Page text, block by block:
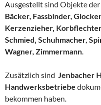
Ausgestellt sind Objekte
Bäcker, Fassbinder,
Kerzenzieher,
Schmied, Schuhmacher,
Wagner, Zimmermann.
Zusätzlich sind Jenbacher
Handwerksbetriebe
bekommen haben.